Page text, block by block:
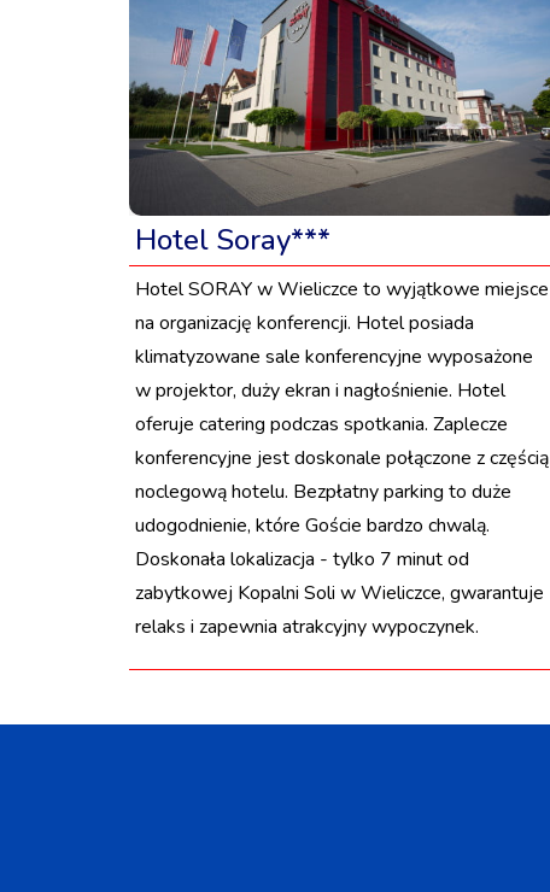
Hotel Soray***
Hotel SORAY w Wieliczce to wyjątkowe miejsce
na organizację konferencji. Hotel posiada
klimatyzowane sale konferencyjne wyposażone
w projektor, duży ekran i nagłośnienie. Hotel
oferuje catering podczas spotkania. Zaplecze
konferencyjne jest doskonale połączone z częścią
noclegową hotelu. Bezpłatny parking to duże
udogodnienie, które Goście bardzo chwalą.
Doskonała lokalizacja - tylko 7 minut od
zabytkowej Kopalni Soli w Wieliczce, gwarantuje
relaks i zapewnia atrakcyjny wypoczynek.